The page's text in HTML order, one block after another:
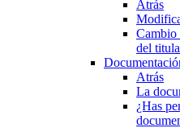
Atrás
Cambio
del
Atrás
La
¿Has